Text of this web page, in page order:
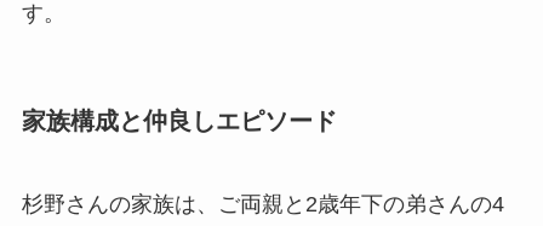
す。
家族構成と仲良しエピソード
杉野さんの家族は、ご両親と2歳年下の弟さんの4